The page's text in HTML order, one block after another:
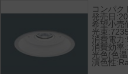
コンパク
発売日
希望小売
光束
消費電力
消費効率
光色(色
演色性